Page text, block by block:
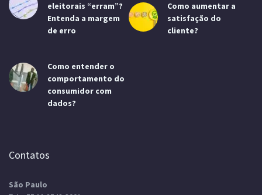
eleitorais “erram”?
Entenda a margem
de erro
Como aumentar a
satisfação do
cliente?
Como entender o
comportamento do
consumidor com
dados?
Contatos
São Paulo